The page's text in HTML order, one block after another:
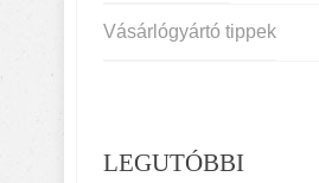
Vásárlógyártó tippek
LEGUTÓBBI